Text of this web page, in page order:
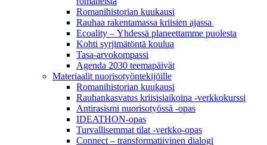
Romanihistorian kuukausi
Rauhaa rakentamassa kriisien ajassa
Ecoality – Yhdessä planeettamme puolesta
Kohti syrjimä­töntä koulua
Tasa-arvokompassi
Agenda 2030 teemapäivät
Materiaalit nuorisotyöntekijöille
Romanihistorian kuukausi
Rauhankasvatus kriisisiaikoina -verkkokurssi
Antirasismi nuorisotyössä -opas
IDEATHON-opas
Turvalli­semmat tilat -verkko-opas
Connect – transformatiivinen dialogi